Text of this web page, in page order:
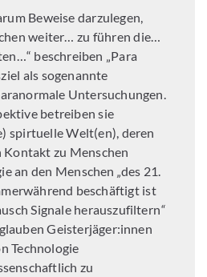
Beweise darzulegen,
weiter… zu führen die…
beschreiben „Para
als sogenannte
Untersuchungen.
betreiben sie
spirtuelle Welt(en), deren
zu Menschen
an den Menschen„des 21.
beschäftigt ist
Signale herauszufiltern“
Geisterjäger:innen
Technologie
zu